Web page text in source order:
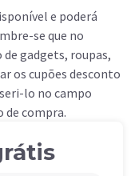
e poderá
se que no
gadgets, roupas,
os cupões desconto
lo no campo
de compra.